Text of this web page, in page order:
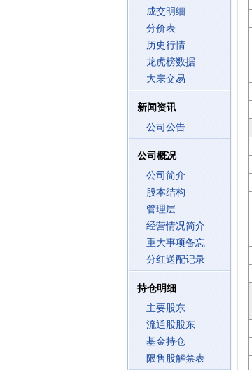
成交明细
分价表
历史行情
龙虎榜数据
大宗交易
新闻资讯
公司公告
公司概况
公司简介
股本结构
管理层
经营情况简介
重大事项备忘
分红送配记录
持仓明细
主要股东
流通股股东
基金持仓
限售股解禁表